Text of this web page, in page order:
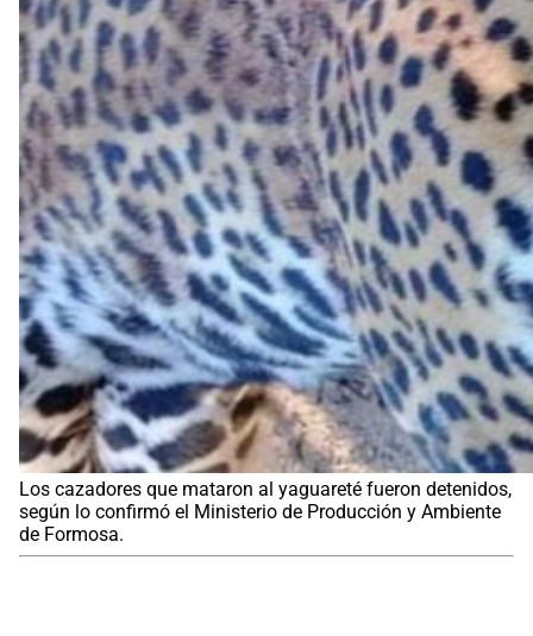
Los cazadores que mataron al yaguareté fueron detenidos,
según lo confirmó el Ministerio de Producción y Ambiente
de Formosa.